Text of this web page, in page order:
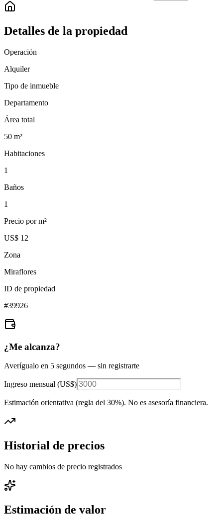
Detalles de la propiedad
Operación
Alquiler
Tipo de inmueble
Departamento
Área total
50 m²
Habitaciones
1
Baños
1
Precio por m²
US$ 12
Zona
Miraflores
ID de propiedad
#39926
¿Me alcanza?
Averígualo en 5 segundos — sin registrarte
Ingreso mensual (US$)
Estimación orientativa (regla del 30%). No es asesoría financiera.
Historial de precios
No hay cambios de precio registrados
Estimación de valor